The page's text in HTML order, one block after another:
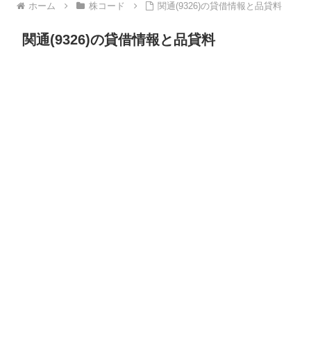
ホーム 株コード 関通(9326)の貸借情報と品貸料
関通(9326)の貸借情報と品貸料